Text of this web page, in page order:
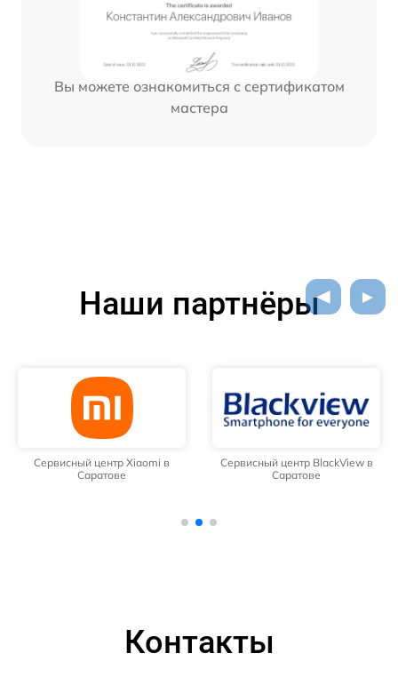
Вы можете ознакомиться с сертификатом
мастера
Наши партнёры
Сервисный центр Xiaomi в
Саратове
Сервисный центр BlackView в
Саратове
Контакты